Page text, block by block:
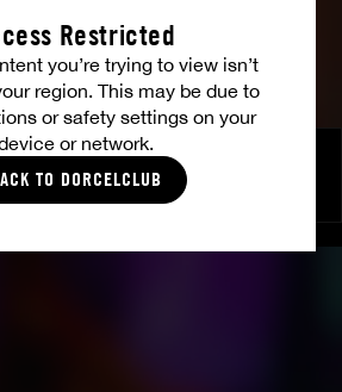
Restricted
you’re trying to view isn’t
region. This may be due to
or safety settings on your
or network.
TO DORCELCLUB